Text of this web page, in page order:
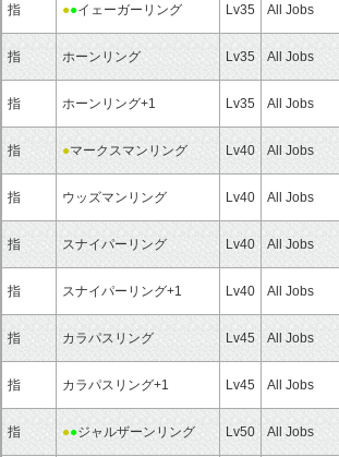
指 ●●イェーガーリング Lv35 All Jobs
指 ホーンリング Lv35 All Jobs
指 ホーンリング+1 Lv35 All Jobs
指 ●マークスマンリング Lv40 All Jobs
指 ウッズマンリング Lv40 All Jobs
指 スナイパーリング Lv40 All Jobs
指 スナイパーリング+1 Lv40 All Jobs
指 カラパスリング Lv45 All Jobs
指 カラパスリング+1 Lv45 All Jobs
指 ●●ジャルザーンリング Lv50 All Jobs